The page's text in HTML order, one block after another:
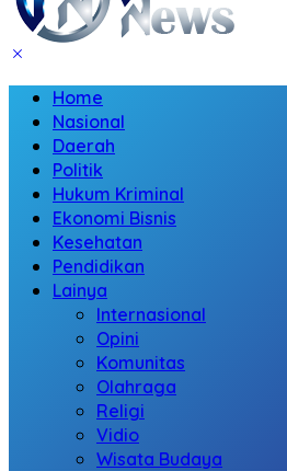
Home
Nasional
Daerah
Politik
Hukum Kriminal
Ekonomi Bisnis
Kesehatan
Pendidikan
Lainya
Internasional
Opini
Komunitas
Olahraga
Religi
Vidio
Wisata Budaya